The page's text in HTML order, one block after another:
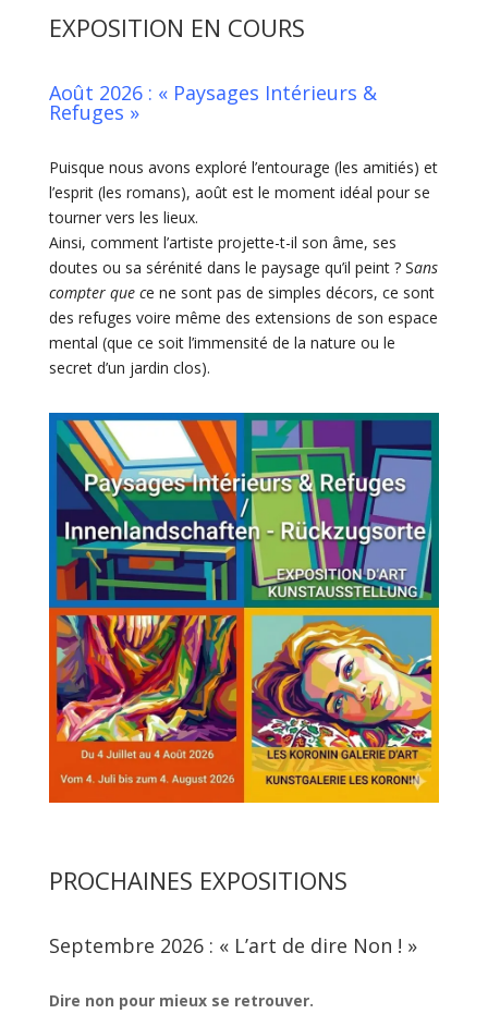
EXPOSITION EN COURS
Août 2026 : « Paysages Intérieurs &
Refuges »
Puisque nous avons exploré l’entourage (les amitiés) et
l’esprit (les romans), août est le moment idéal pour se
tourner vers les lieux.
Ainsi, comment l’artiste projette-t-il son âme, ses
doutes ou sa sérénité dans le paysage qu’il peint ? Sans
compter que ce ne sont pas de simples décors, ce sont
des refuges voire même des extensions de son espace
mental (que ce soit l’immensité de la nature ou le
secret d’un jardin clos).
PROCHAINES EXPOSITIONS
Septembre 2026 : « L’art de dire Non ! »
Dire non pour mieux se retrouver.